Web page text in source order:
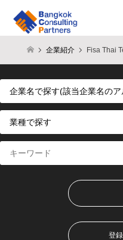
企業紹介 Fisa Thai
登